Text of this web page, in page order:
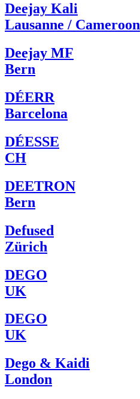
Deejay Kali
Lausanne / Cameroon
Deejay MF
Bern
DÉERR
Barcelona
DÉESSE
CH
DEETRON
Bern
Defused
Zürich
DEGO
UK
DEGO
UK
Dego & Kaidi
London